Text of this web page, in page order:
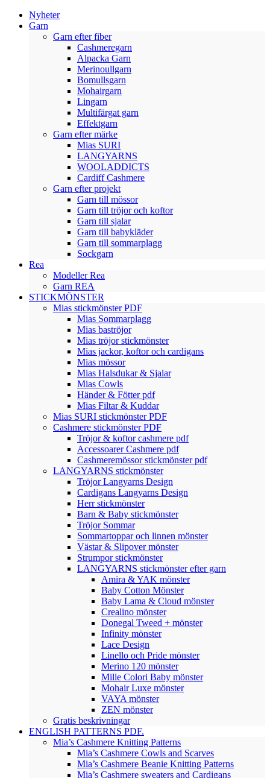
Nyheter
Garn
Garn efter fiber
Cashmeregarn
Alpacka Garn
Merinoullgarn
Bomullsgarn
Mohairgarn
Lingarn
Multifärgat garn
Effektgarn
Garn efter märke
Mias SURI
LANGYARNS
WOOLADDICTS
Cardiff Cashmere
Garn efter projekt
Garn till mössor
Garn till tröjor och koftor
Garn till sjalar
Garn till babykläder
Garn till sommarplagg
Sockgarn
Rea
Modeller Rea
Garn REA
STICKMÖNSTER
Mias stickmönster PDF
Mias Sommarplagg
Mias baströjor
Mias tröjor stickmönster
Mias jackor, koftor och cardigans
Mias mössor
Mias Halsdukar & Sjalar
Mias Cowls
Händer & Fötter pdf
Mias Filtar & Kuddar
Mias SURI stickmönster PDF
Cashmere stickmönster PDF
Tröjor & koftor cashmere pdf
Accessoarer Cashmere pdf
Cashmeremössor stickmönster pdf
LANGYARNS stickmönster
Tröjor Langyarns Design
Cardigans Langyarns Design
Herr stickmönster
Barn & Baby stickmönster
Tröjor Sommar
Sommartoppar och linnen mönster
Västar & Slipover mönster
Strumpor stickmönster
LANGYARNS stickmönster efter garn
Amira & YAK mönster
Baby Cotton Mönster
Baby Lama & Cloud mönster
Crealino mönster
Donegal Tweed + mönster
Infinity mönster
Lace Design
Linello och Pride mönster
Merino 120 mönster
Mille Colori Baby mönster
Mohair Luxe mönster
VAYA mönster
ZEN mönster
Gratis beskrivningar
ENGLISH PATTERNS PDF.
Mia’s Cashmere Knitting Patterns
Mia’s Cashmere Cowls and Scarves
Mia’s Cashmere Beanie Knitting Patterns
Mia’s Cashmere sweaters and Cardigans